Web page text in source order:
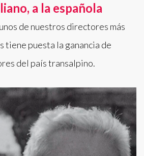
a la española
de nuestros directores más
tiene puesta la ganancia de
del país transalpino.